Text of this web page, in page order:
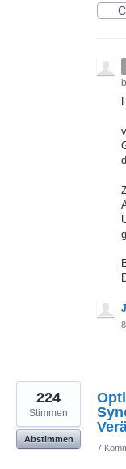
224
Stimmen
Abstimmen
7